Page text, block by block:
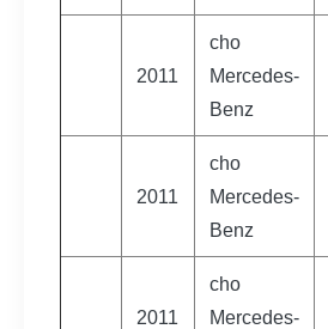
2011
cho
Mercedes-
Benz
2011
cho
Mercedes-
Benz
2011
cho
Mercedes-